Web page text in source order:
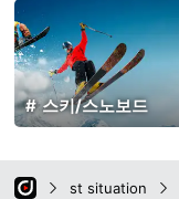
스키/스노보드
st situation